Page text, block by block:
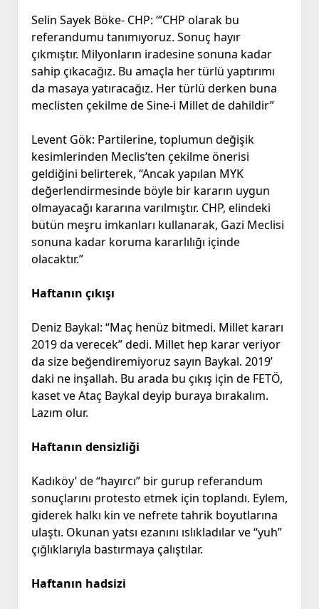
Selin Sayek Böke- CHP: “’CHP olarak bu
referandumu tanımıyoruz. Sonuç hayır
çıkmıştır. Milyonların iradesine sonuna kadar
sahip çıkacağız. Bu amaçla her türlü yaptırımı
da masaya yatıracağız. Her türlü derken buna
meclisten çekilme de Sine-i Millet de dahildir”
Levent Gök: Partilerine, toplumun değişik
kesimlerinden Meclis’ten çekilme önerisi
geldiğini belirterek, “Ancak yapılan MYK
değerlendirmesinde böyle bir kararın uygun
olmayacağı kararına varılmıştır. CHP, elindeki
bütün meşru imkanları kullanarak, Gazi Meclisi
sonuna kadar koruma kararlılığı içinde
olacaktır.”
Haftanın çıkışı
Deniz Baykal: “Maç henüz bitmedi. Millet kararı
2019 da verecek” dedi. Millet hep karar veriyor
da size beğendiremiyoruz sayın Baykal. 2019’
daki ne inşallah. Bu arada bu çıkış için de FETÖ,
kaset ve Ataç Baykal deyip buraya bırakalım.
Lazım olur.
Haftanın densizliği
Kadıköy’ de “hayırcı” bir gurup referandum
sonuçlarını protesto etmek için toplandı. Eylem,
giderek halkı kin ve nefrete tahrik boyutlarına
ulaştı. Okunan yatsı ezanını ıslıkladılar ve “yuh”
çığlıklarıyla bastırmaya çalıştılar.
Haftanın hadsizi